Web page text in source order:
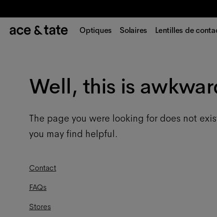
Optiques Solaires Lentilles de
Well, this is
The page you were looking for does not
you may find helpful.
Contact
FAQs
Stores